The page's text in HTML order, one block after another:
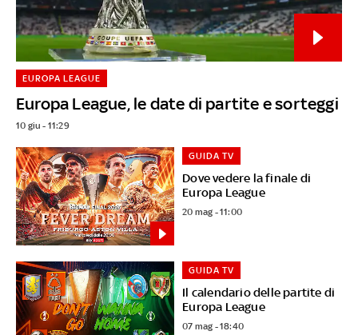
Europa League, le date di partite e sorteggi
EUROPA LEAGUE
10 giu - 11:29
Dove vedere la finale di
Europa League
GUIDA TV
20 mag - 11:00
Il calendario delle partite di
Europa League
GUIDA TV
07 mag - 18:40